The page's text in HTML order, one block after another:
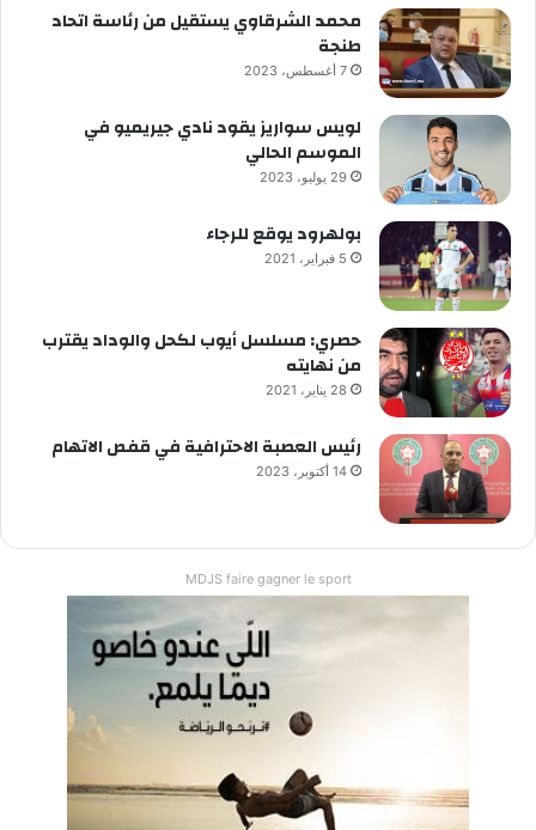
محمد الشرقاوي يستقيل من رئاسة اتحاد
طنجة
7 أغسطس، 2023
لويس سواريز يقود نادي جيريميو في
الموسم الحالي
29 يوليو، 2023
بولهرود يوقع للرجاء
5 فبراير، 2021
حصري: مسلسل أيوب لكحل والوداد يقترب
من نهايته
28 يناير، 2021
رئيس العصبة الاحترافية في قفص الاتهام
14 أكتوبر، 2023
MDJS faire gagner le sport